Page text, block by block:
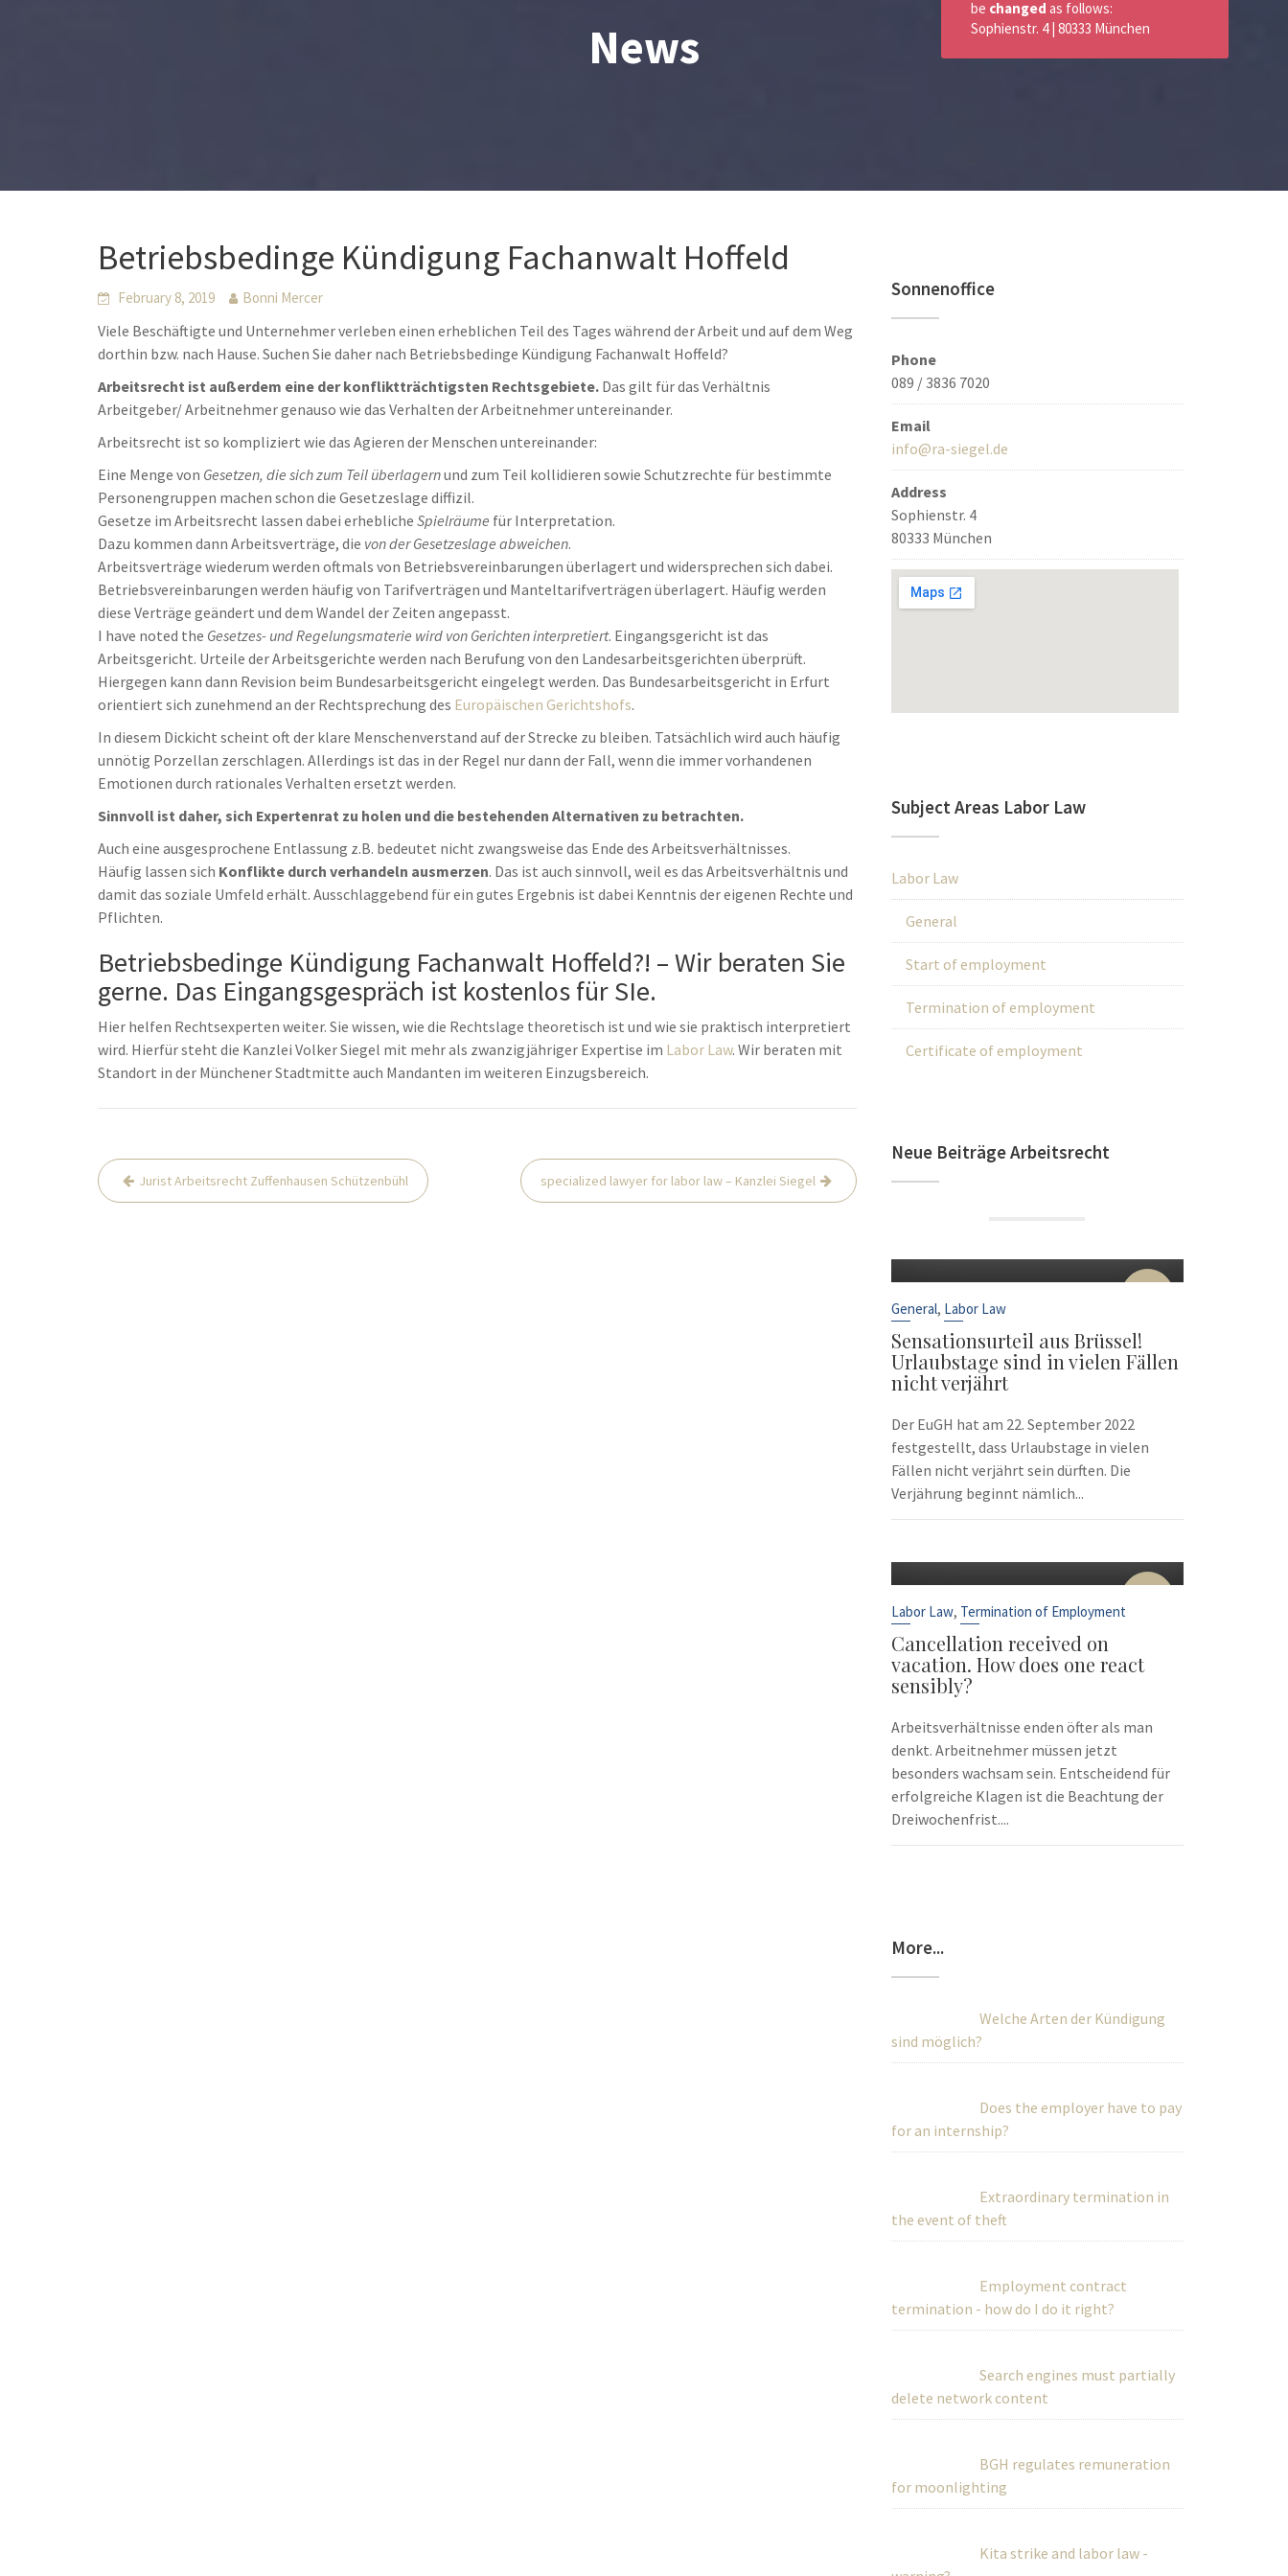
News
Betriebsbedinge Kündigung Fachanwalt Hoffeld
February 8, 2019 Bonni Mercer
Viele Beschäftigte und Unternehmer verleben einen erheblichen Teil des Tages während der Arbeit und auf dem Weg
dorthin bzw. nach Hause. Suchen Sie daher nach Betriebsbedinge Kündigung Fachanwalt Hoffeld?
Arbeitsrecht ist außerdem eine der konfliktträchtigsten Rechtsgebiete. Das gilt für das Verhältnis
Arbeitgeber/ Arbeitnehmer genauso wie das Verhalten der Arbeitnehmer untereinander.
Arbeitsrecht ist so kompliziert wie das Agieren der Menschen untereinander:
Eine Menge von Gesetzen, die sich zum Teil überlagernund zum Teil kollidieren sowie Schutzrechte für bestimmte
Personengruppen machen schon die Gesetzeslage diffizil.
Gesetze im Arbeitsrecht lassen dabei erhebliche Spielräume für Interpretation.
Dazu kommen dann Arbeitsverträge, die von der Gesetzeslage abweichen.
Arbeitsverträge wiederum werden oftmals von Betriebsvereinbarungen überlagert und widersprechen sich dabei.
Betriebsvereinbarungen werden häufig von Tarifverträgen und Manteltarifverträgen überlagert. Häufig werden
diese Verträge geändert und dem Wandel der Zeiten angepasst.
I have noted the Gesetzes- und Regelungsmaterie wird von Gerichten interpretiert. Eingangsgericht ist das
Arbeitsgericht. Urteile der Arbeitsgerichte werden nach Berufung von den Landesarbeitsgerichten überprüft.
Hiergegen kann dann Revision beim Bundesarbeitsgericht eingelegt werden. Das Bundesarbeitsgericht in Erfurt
orientiert sich zunehmend an der Rechtsprechung des Europäischen Gerichtshofs.
In diesem Dickicht scheint oft der klare Menschenverstand auf der Strecke zu bleiben. Tatsächlich wird auch häufig
unnötig Porzellan zerschlagen. Allerdings ist das in der Regel nur dann der Fall, wenn die immer vorhandenen
Emotionen durch rationales Verhalten ersetzt werden.
Sinnvoll ist daher, sich Expertenrat zu holen und die bestehenden Alternativen zu betrachten.
Auch eine ausgesprochene Entlassung z.B. bedeutet nicht zwangsweise das Ende des Arbeitsverhältnisses.
Häufig lassen sich Konflikte durch verhandeln ausmerzen. Das ist auch sinnvoll, weil es das Arbeitsverhältnis und
damit das soziale Umfeld erhält. Ausschlaggebend für ein gutes Ergebnis ist dabei Kenntnis der eigenen Rechte und
Pflichten.
Betriebsbedinge Kündigung Fachanwalt Hoffeld?! – Wir beraten Sie
gerne. Das Eingangsgespräch ist kostenlos für SIe.
Hier helfen Rechtsexperten weiter. Sie wissen, wie die Rechtslage theoretisch ist und wie sie praktisch interpretiert
wird. Hierfür steht die Kanzlei Volker Siegel mit mehr als zwanzigjähriger Expertise im Labor Law. Wir beraten mit
Standort in der Münchener Stadtmitte auch Mandanten im weiteren Einzugsbereich.
Post
navigation
Jurist Arbeitsrecht Zuffenhausen Schützenbühl specialized lawyer for labor law – Kanzlei Siegel
Sonnenoffice
Phone
089 / 3836 7020
Email
info@ra-siegel.de
Address
Sophienstr. 4
80333 München
Subject Areas Labor Law
Labor Law
General
Start of employment
Termination of employment
Certificate of employment
Neue Beiträge Arbeitsrecht
22
General, Labor Law
Sensationsurteil aus Brüssel!
Urlaubstage sind in vielen Fällen
nicht verjährt
Der EuGH hat am 22. September 2022
festgestellt, dass Urlaubstage in vielen
Fällen nicht verjährt sein dürften. Die
Verjährung beginnt nämlich...
10
Labor Law, Termination of Employment
Cancellation received on
vacation. How does one react
sensibly?
Arbeitsverhältnisse enden öfter als man
denkt. Arbeitnehmer müssen jetzt
besonders wachsam sein. Entscheidend für
erfolgreiche Klagen ist die Beachtung der
Dreiwochenfrist....
More...
Welche Arten der Kündigung
sind möglich?
Does the employer have to pay
for an internship?
Extraordinary termination in
the event of theft
Employment contract
termination - how do I do it right?
Search engines must partially
delete network content
BGH regulates remuneration
for moonlighting
Kita strike and labor law -
be changed as follows:
Sophienstr. 4 | 80333 München